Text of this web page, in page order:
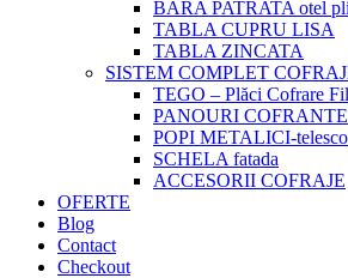
BARA PATRATA otel
TABLA CUPRU LISA
TABLA ZINCATA
SISTEM COMPLET
TEGO – Plăci Cofrare
PANOURI COFRANTE
POPI METALICI-
SCHELA fatada
ACCESORII COFRAJE
OFERTE
Blog
Contact
Checkout